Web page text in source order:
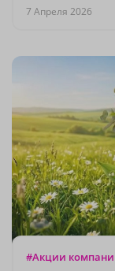
7 Апреля 2026
#Акции